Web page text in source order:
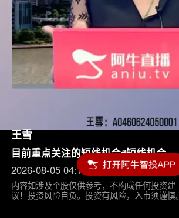
王雪
目前重点关注的短线机会#短线机会
2026-08-05 04:15
内容如涉及个股仅供参考，不构成任何投资建
议！投资风险自负。投资有风险，入市须谨慎。